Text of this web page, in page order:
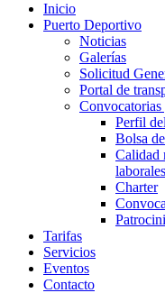
Inicio
Puerto Deportivo
Noticias
Galerías
Solicitud
Portal de
Convocatorias
Perfil
Bolsa
Calidad
laborales
Charter
Tarifas
Servicios
Eventos
Contacto